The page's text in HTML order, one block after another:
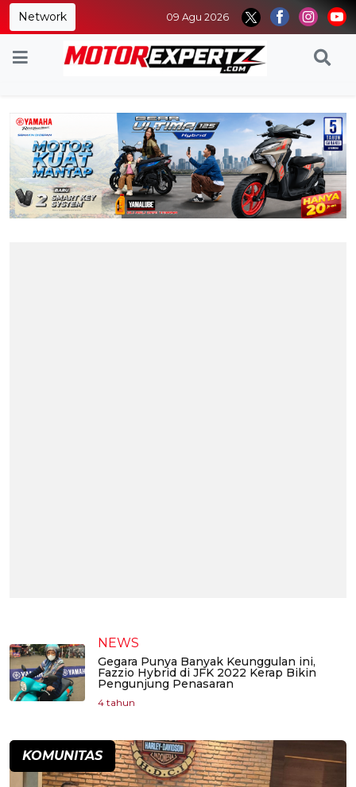
Network 09 Agu 2026
NEWS
Gegara Punya Banyak Keunggulan ini,
Fazzio Hybrid di JFK 2022 Kerap Bikin
Pengunjung Penasaran
4 tahun
KOMUNITAS